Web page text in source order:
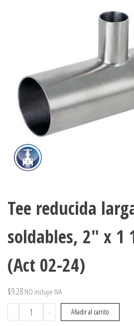
Tee reducida
soldables, 2″ x 1
(Act 02-24)
$9.28 NO incluye IVA
-
reducida
+ Añadir al carrito